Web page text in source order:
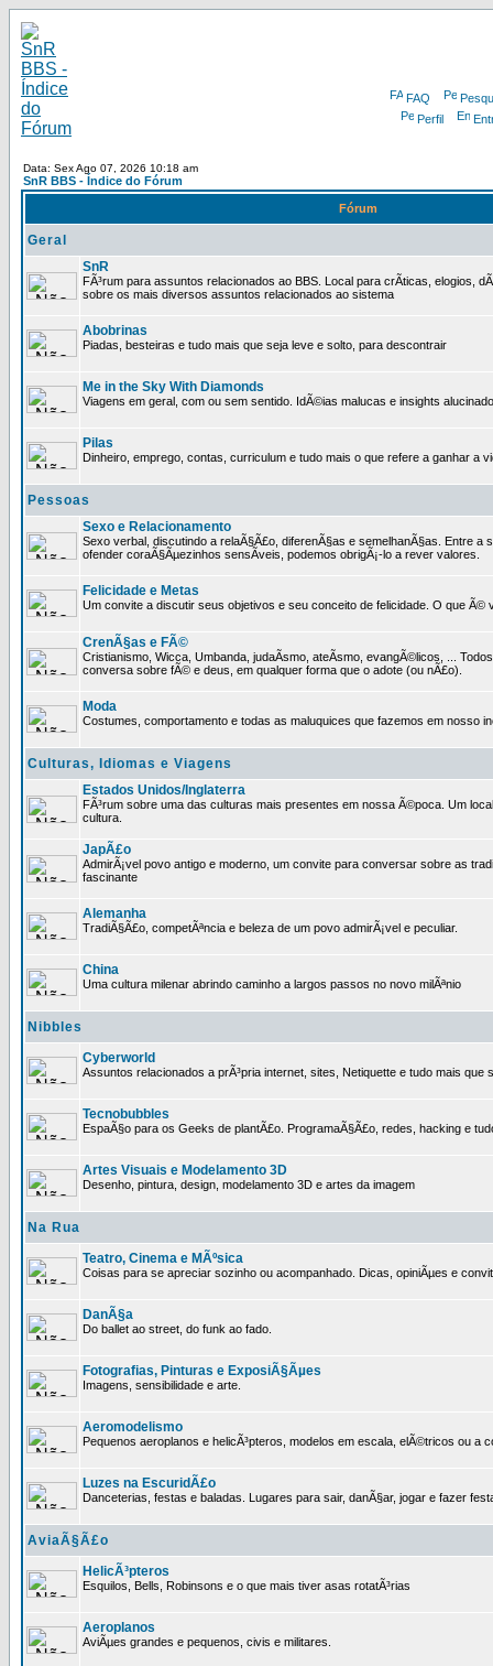
FAQ
Perfil
Data: Sex Ago 07, 2026 10:18 am
SnR BBS - Índice do Fórum
Fórum
Geral
SnR
FÃ³rum para assuntos relacionados ao BBS. Local para crÃ­ticas, elogios,
sobre os mais diversos assuntos relacionados ao sistema
Abobrinas
Piadas, besteiras e tudo mais que seja leve e solto, para descontrair
Me in the Sky With Diamonds
Viagens em geral, com ou sem sentido. IdÃ©ias malucas e insights
Pilas
Dinheiro, emprego, contas, curriculum e tudo mais o que refere a ganhar a
Pessoas
Sexo e Relacionamento
Sexo verbal, discutindo a relaÃ§Ã£o, diferenÃ§as e semelhanÃ§as. Entre a
ofender coraÃ§Ãµezinhos sensÃ­veis, podemos obrigÃ¡-lo a rever valores.
Felicidade e Metas
Um convite a discutir seus objetivos e seu conceito de felicidade. O que Ã©
CrenÃ§as e FÃ©
Cristianismo, Wicca, Umbanda, judaÃ­smo, ateÃ­smo, evangÃ©licos, ...
conversa sobre fÃ© e deus, em qualquer forma que o adote (ou nÃ£o).
Moda
Costumes, comportamento e todas as maluquices que fazemos em nosso
Culturas, Idiomas e Viagens
Estados Unidos/Inglaterra
FÃ³rum sobre uma das culturas mais presentes em nossa Ã©poca. Um
cultura.
JapÃ£o
AdmirÃ¡vel povo antigo e moderno, um convite para conversar sobre as
fascinante
Alemanha
TradiÃ§Ã£o, competÃªncia e beleza de um povo admirÃ¡vel e peculiar.
China
Uma cultura milenar abrindo caminho a largos passos no novo milÃªnio
Nibbles
Cyberworld
Assuntos relacionados a prÃ³pria internet, sites, Netiquette e tudo mais que
Tecnobubbles
EspaÃ§o para os Geeks de plantÃ£o. ProgramaÃ§Ã£o, redes, hacking e
Artes Visuais e Modelamento 3D
Desenho, pintura, design, modelamento 3D e artes da imagem
Na Rua
Teatro, Cinema e MÃºsica
Coisas para se apreciar sozinho ou acompanhado. Dicas, opiniÃµes e
DanÃ§a
Do ballet ao street, do funk ao fado.
Fotografias, Pinturas e ExposiÃ§Ãµes
Imagens, sensibilidade e arte.
Aeromodelismo
Pequenos aeroplanos e helicÃ³pteros, modelos em escala, elÃ©tricos ou a
Luzes na EscuridÃ£o
Danceterias, festas e baladas. Lugares para sair, danÃ§ar, jogar e fazer
AviaÃ§Ã£o
HelicÃ³pteros
Esquilos, Bells, Robinsons e o que mais tiver asas rotatÃ³rias
Aeroplanos
AviÃµes grandes e pequenos, civis e militares.